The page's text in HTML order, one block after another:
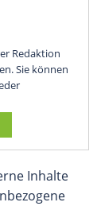
Redaktion
Sie können
Inhalte